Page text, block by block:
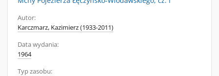
Autor:
Karczmarz, Kazimierz (1933-2011)
Data wydania:
1964
Typ zasobu: